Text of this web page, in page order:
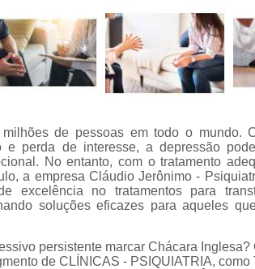
de pessoas em todo o mundo.
e perda de interesse, a depressão
No entanto, com o tratamento
a empresa Cláudio Jerônimo -
excelência no tratamentos para
soluções eficazes para aqueles
persistente marcar Chácara
de CLÍNICAS - PSIQUIATRIA, como